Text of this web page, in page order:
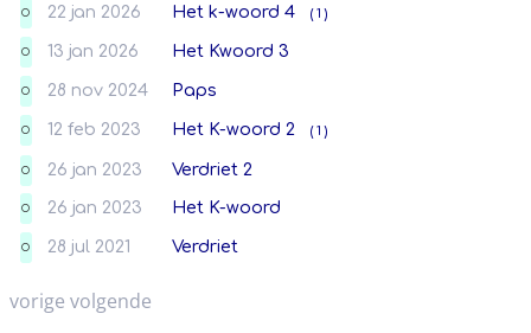
O 22 jan 2026 Het k-woord 4 ( 1 )
O 13 jan 2026 Het Kwoord 3
O 28 nov 2024 Paps
O 12 feb 2023 Het K-woord 2 ( 1 )
O 26 jan 2023 Verdriet 2
O 26 jan 2023 Het K-woord
O 28 jul 2021 Verdriet
vorige volgende